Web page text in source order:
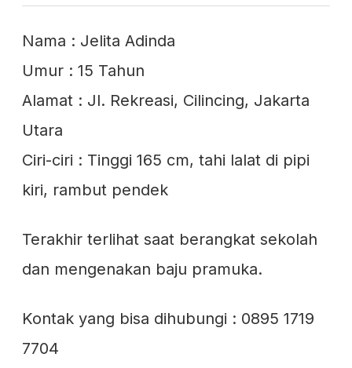
Nama : Jelita Adinda
Umur : 15 Tahun
Alamat : Jl. Rekreasi, Cilincing, Jakarta
Utara
Ciri-ciri : Tinggi 165 cm, tahi lalat di pipi
kiri, rambut pendek
Terakhir terlihat saat berangkat sekolah
dan mengenakan baju pramuka.
Kontak yang bisa dihubungi : 0895 1719
7704